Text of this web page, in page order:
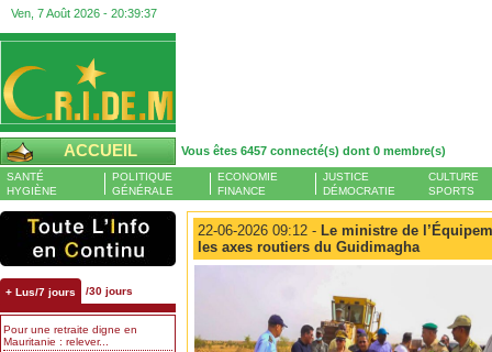
Ven, 7 Août 2026 - 20:39:38
ACCUEIL Vous êtes 6457 connecté(s) dont 0 membre(s)
SANTÉ
HYGIÈNE
POLITIQUE
GÉNÉRALE
ECONOMIE
FINANCE
JUSTICE
DÉMOCRATIE
CULTURE
SPORTS
+ Lus/7 jours /30 jours
Pour une retraite digne en
Mauritanie : relever...
22-06-2026 09:12 - Le ministre de
les axes routiers du Guidimagha